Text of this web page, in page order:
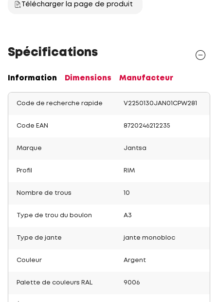
Télécharger la page de produit
Spécifications
Information Dimensions Manufacteur
Code de recherche rapide V2250130JAN01CPW281
Code EAN 8720246212235
Marque Jantsa
Profil RIM
Nombre de trous 10
Type de trou du boulon A3
Type de jante jante monobloc
Couleur Argent
Palette de couleurs RAL 9006